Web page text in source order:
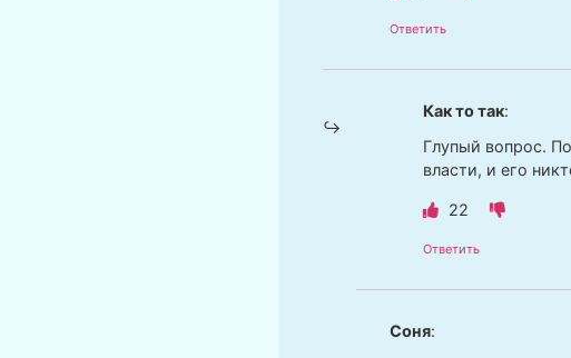
Ответить
Как то так:
Глупый вопрос.
власти, и его
22
Ответить
Соня: